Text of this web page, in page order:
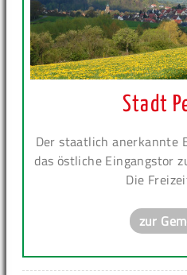
Stadt
Der staatlich anerkannte
das östliche Eingangstor
Die
zur